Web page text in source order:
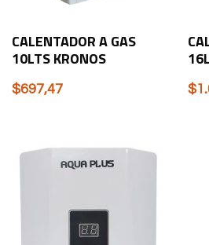
CALENTADOR A GAS
10LTS KRONOS
$697,47 $